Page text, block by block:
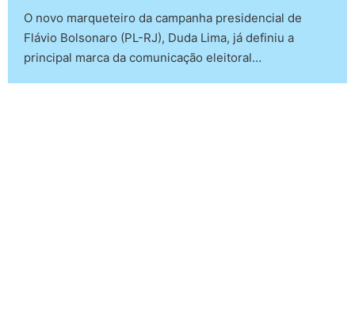
O novo marqueteiro da campanha presidencial de
Flávio Bolsonaro (PL-RJ), Duda Lima, já definiu a
principal marca da comunicação eleitoral…